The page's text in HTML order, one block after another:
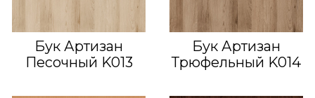
Бук Артизан
Песочный K013
Бук Артизан
Трюфельный K014